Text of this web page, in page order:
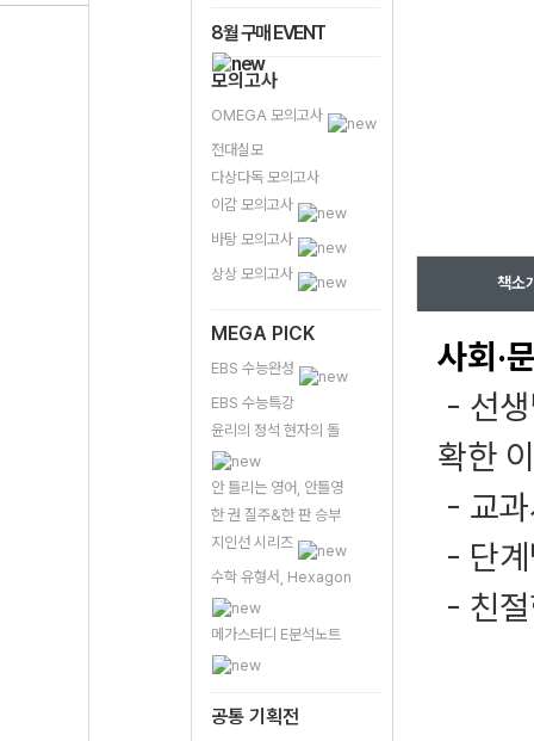
8월 구매 EVENT
모의고사
OMEGA 모의고사
전대실모
다상다독 모의고사
이감 모의고사
바탕 모의고사
상상 모의고사
MEGA PICK
EBS 수능완성
EBS 수능특강
윤리의 정석 현자의 돌
안 틀리는 영어, 안틀영
한 권 질주&한 판 승부
지인선 시리즈
수학 유형서, Hexagon
메가스터디 E분석노트
공통 기획전
책소
사회·
- 선
확한
- 교
- 단
- 친